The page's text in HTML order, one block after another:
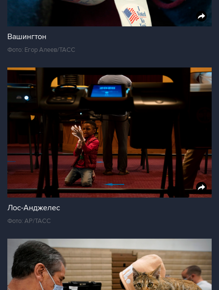
Вашингтон
Фото: Егор Алеев/ТАСС
Лос-Анджелес
Фото: AP/ТАСС